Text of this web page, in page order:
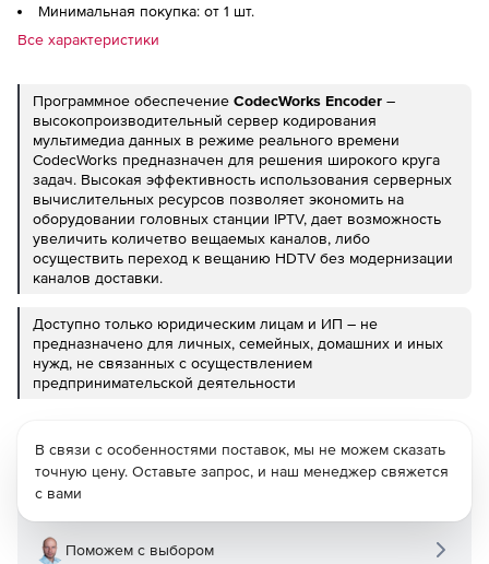
Минимальная покупка: от 1 шт.
Все характеристики
Программное обеспечение CodecWorks Encoder –
высокопроизводительный сервер кодирования
мультимедиа данных в режиме реального времени
CodecWorks предназначен для решения широкого круга
задач. Высокая эффективность использования серверных
вычислительных ресурсов позволяет экономить на
оборудовании головных станции IPTV, дает возможность
увеличить количетво вещаемых каналов, либо
осуществить переход к вещанию HDTV без модернизации
каналов доставки.
Доступно только юридическим лицам и ИП – не
предназначено для личных, семейных, домашних и иных
нужд, не связанных с осуществлением
предпринимательской деятельности
В связи с особенностями поставок, мы не можем сказать
точную цену. Оставьте запрос, и наш менеджер свяжется
с вами
Поможем с выбором